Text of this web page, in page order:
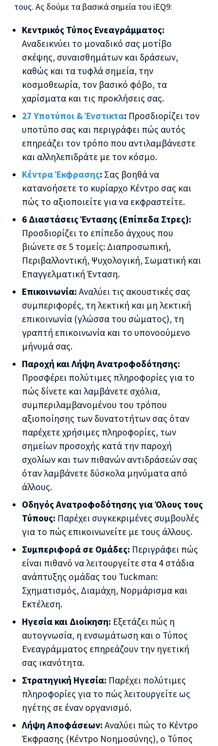
τους. Ας δούμε τα βασικά σημεία του iEQ9:
Κεντρικός Τύπος Ενεαγράμματος:
Αναδεικνύει το μοναδικό σας μοτίβο
σκέψης, συναισθημάτων και δράσεων,
καθώς και τα τυφλά σημεία, την
κοσμοθεωρία, τον βασικό φόβο, τα
χαρίσματα και τις προκλήσεις σας.
27 Υποτύποι & Ένστικτα: Προσδιορίζει τον
υποτύπο σας και περιγράφει πώς αυτός
επηρεάζει τον τρόπο που αντιλαμβάνεστε
και αλληλεπιδράτε με τον κόσμο.
Κέντρα Έκφρασης: Σας βοηθά να
κατανοήσετε το κυρίαρχο Κέντρο σας και
πώς το αξιοποιείτε για να εκφραστείτε.
6 Διαστάσεις Έντασης (Επίπεδα Στρες):
Προσδιορίζει το επίπεδο άγχους που
βιώνετε σε 5 τομείς: Διαπροσωπική,
Περιβαλλοντική, Ψυχολογική, Σωματική και
Επαγγελματική Ένταση.
Επικοινωνία: Αναλύει τις ακουστικές σας
συμπεριφορές, τη λεκτική και μη λεκτική
επικοινωνία (γλώσσα του σώματος), τη
γραπτή επικοινωνία και το υπονοούμενο
μήνυμά σας.
Παροχή και Λήψη Ανατροφοδότησης:
Προσφέρει πολύτιμες πληροφορίες για το
πώς δίνετε και λαμβάνετε σχόλια,
συμπεριλαμβανομένου του τρόπου
αξιοποίησης των δυνατοτήτων σας όταν
παρέχετε χρήσιμες πληροφορίες, των
σημείων προσοχής κατά την παροχή
σχολίων και των πιθανών αντιδράσεών σας
όταν λαμβάνετε δύσκολα μηνύματα από
άλλους.
Οδηγός Ανατροφοδότησης για Όλους τους
Τύπους: Παρέχει συγκεκριμένες συμβουλές
για το πώς επικοινωνείτε με τους άλλους.
Συμπεριφορά σε Ομάδες: Περιγράφει πώς
είναι πιθανό να λειτουργείτε στα 4 στάδια
ανάπτυξης ομάδας του Tuckman:
Σχηματισμός, Διαμάχη, Νορμάρισμα και
Εκτέλεση.
Ηγεσία και Διοίκηση: Εξετάζει πώς η
αυτογνωσία, η ενσωμάτωση και ο Τύπος
Ενεαγράμματος επηρεάζουν την ηγετική
σας ικανότητα.
Στρατηγική Ηγεσία: Παρέχει πολύτιμες
πληροφορίες για το πώς λειτουργείτε ως
ηγέτης σε έναν οργανισμό.
Λήψη Αποφάσεων: Αναλύει πώς το Κέντρο
Έκφρασης (Κέντρο Νοημοσύνης), ο Τύπος